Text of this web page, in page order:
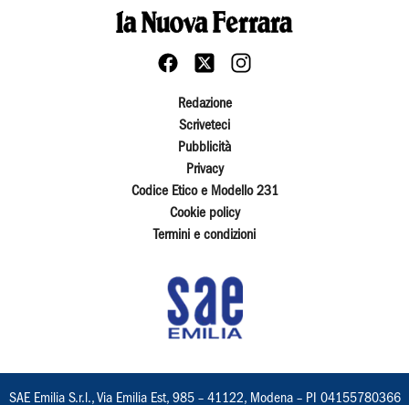
Redazione
Scriveteci
Pubblicità
Privacy
Codice Etico e Modello 231
Cookie policy
Termini e condizioni
SAE Emilia S.r.l., Via Emilia Est, 985 – 41122, Modena – PI 04155780366